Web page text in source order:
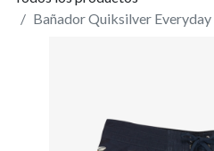
Bañador Quiksilver